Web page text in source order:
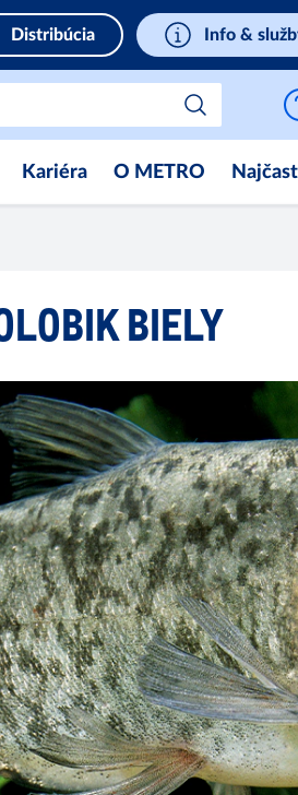
Distribúcia Info &
Kariéra O METRO
BIELY